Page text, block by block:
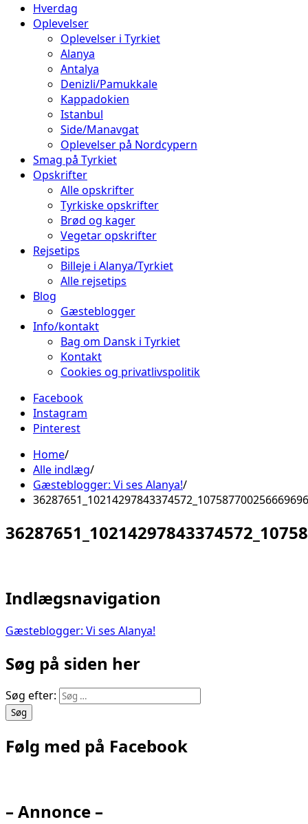
Hverdag
Oplevelser
Oplevelser i Tyrkiet
Alanya
Antalya
Denizli/Pamukkale
Kappadokien
Istanbul
Side/Manavgat
Oplevelser på Nordcypern
Smag på Tyrkiet
Opskrifter
Alle opskrifter
Tyrkiske opskrifter
Brød og kager
Vegetar opskrifter
Rejsetips
Billeje i Alanya/Tyrkiet
Alle rejsetips
Blog
Gæsteblogger
Info/kontakt
Bag om Dansk i Tyrkiet
Kontakt
Cookies og privatlivspolitik
Facebook
Instagram
Pinterest
Home
Alle indlæg
Gæsteblogger: Vi ses Alanya!
Indlægsnavigation
Gæsteblogger: Vi ses Alanya!
Søg på siden her
Søg efter:
Følg med på Facebook
– Annonce –